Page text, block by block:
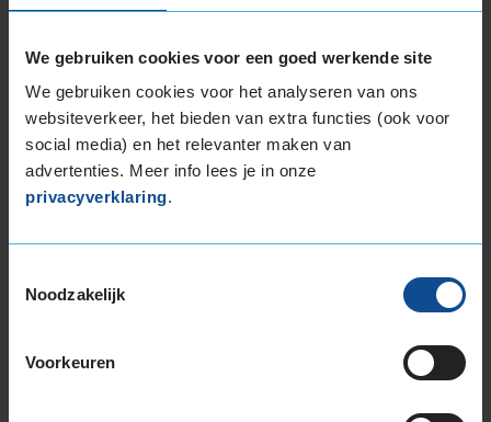
We gebruiken cookies voor een goed werkende site
We gebruiken cookies voor het analyseren van ons
websiteverkeer, het bieden van extra functies (ook voor
social media) en het relevanter maken van
advertenties. Meer info lees je in onze
privacyverklaring.
Noodzakelijk
Voorkeuren
Kilometer per jaar0 tot 10.000 km
Banden maken geluid maar niet zoveel als
winterbanden
bandenmaat omvang (inch)